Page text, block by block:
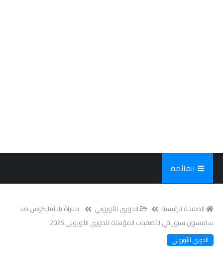
القائمة
الصفحة الرئيسية الدوري الأوروبي
مباراة باناثينايكوس ضد
سامسون سبور في التصفيات المؤهلة للدوري الأوروبي 2025
الدوري الأوروبي